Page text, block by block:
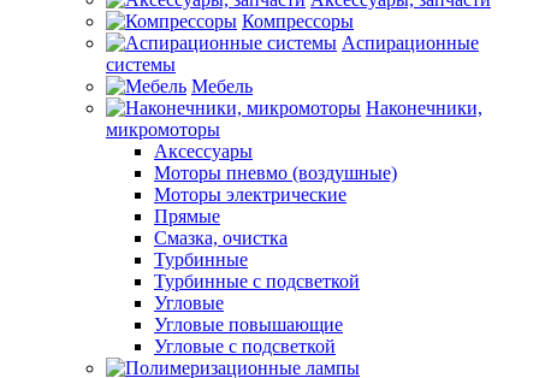
Компрессоры
Аспирационные
системы
Мебель
Наконечники,
микромоторы
Аксессуары
Моторы пневмо (воздушные)
Моторы электрические
Прямые
Смазка, очистка
Турбинные
Турбинные с подсветкой
Угловые
Угловые повышающие
Угловые с подсветкой